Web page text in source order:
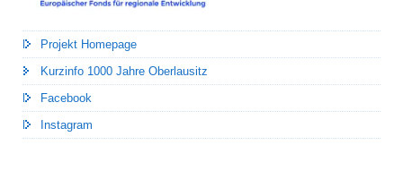
Projekt Homepage
Kurzinfo 1000 Jahre Oberlausitz
Facebook
Instagram